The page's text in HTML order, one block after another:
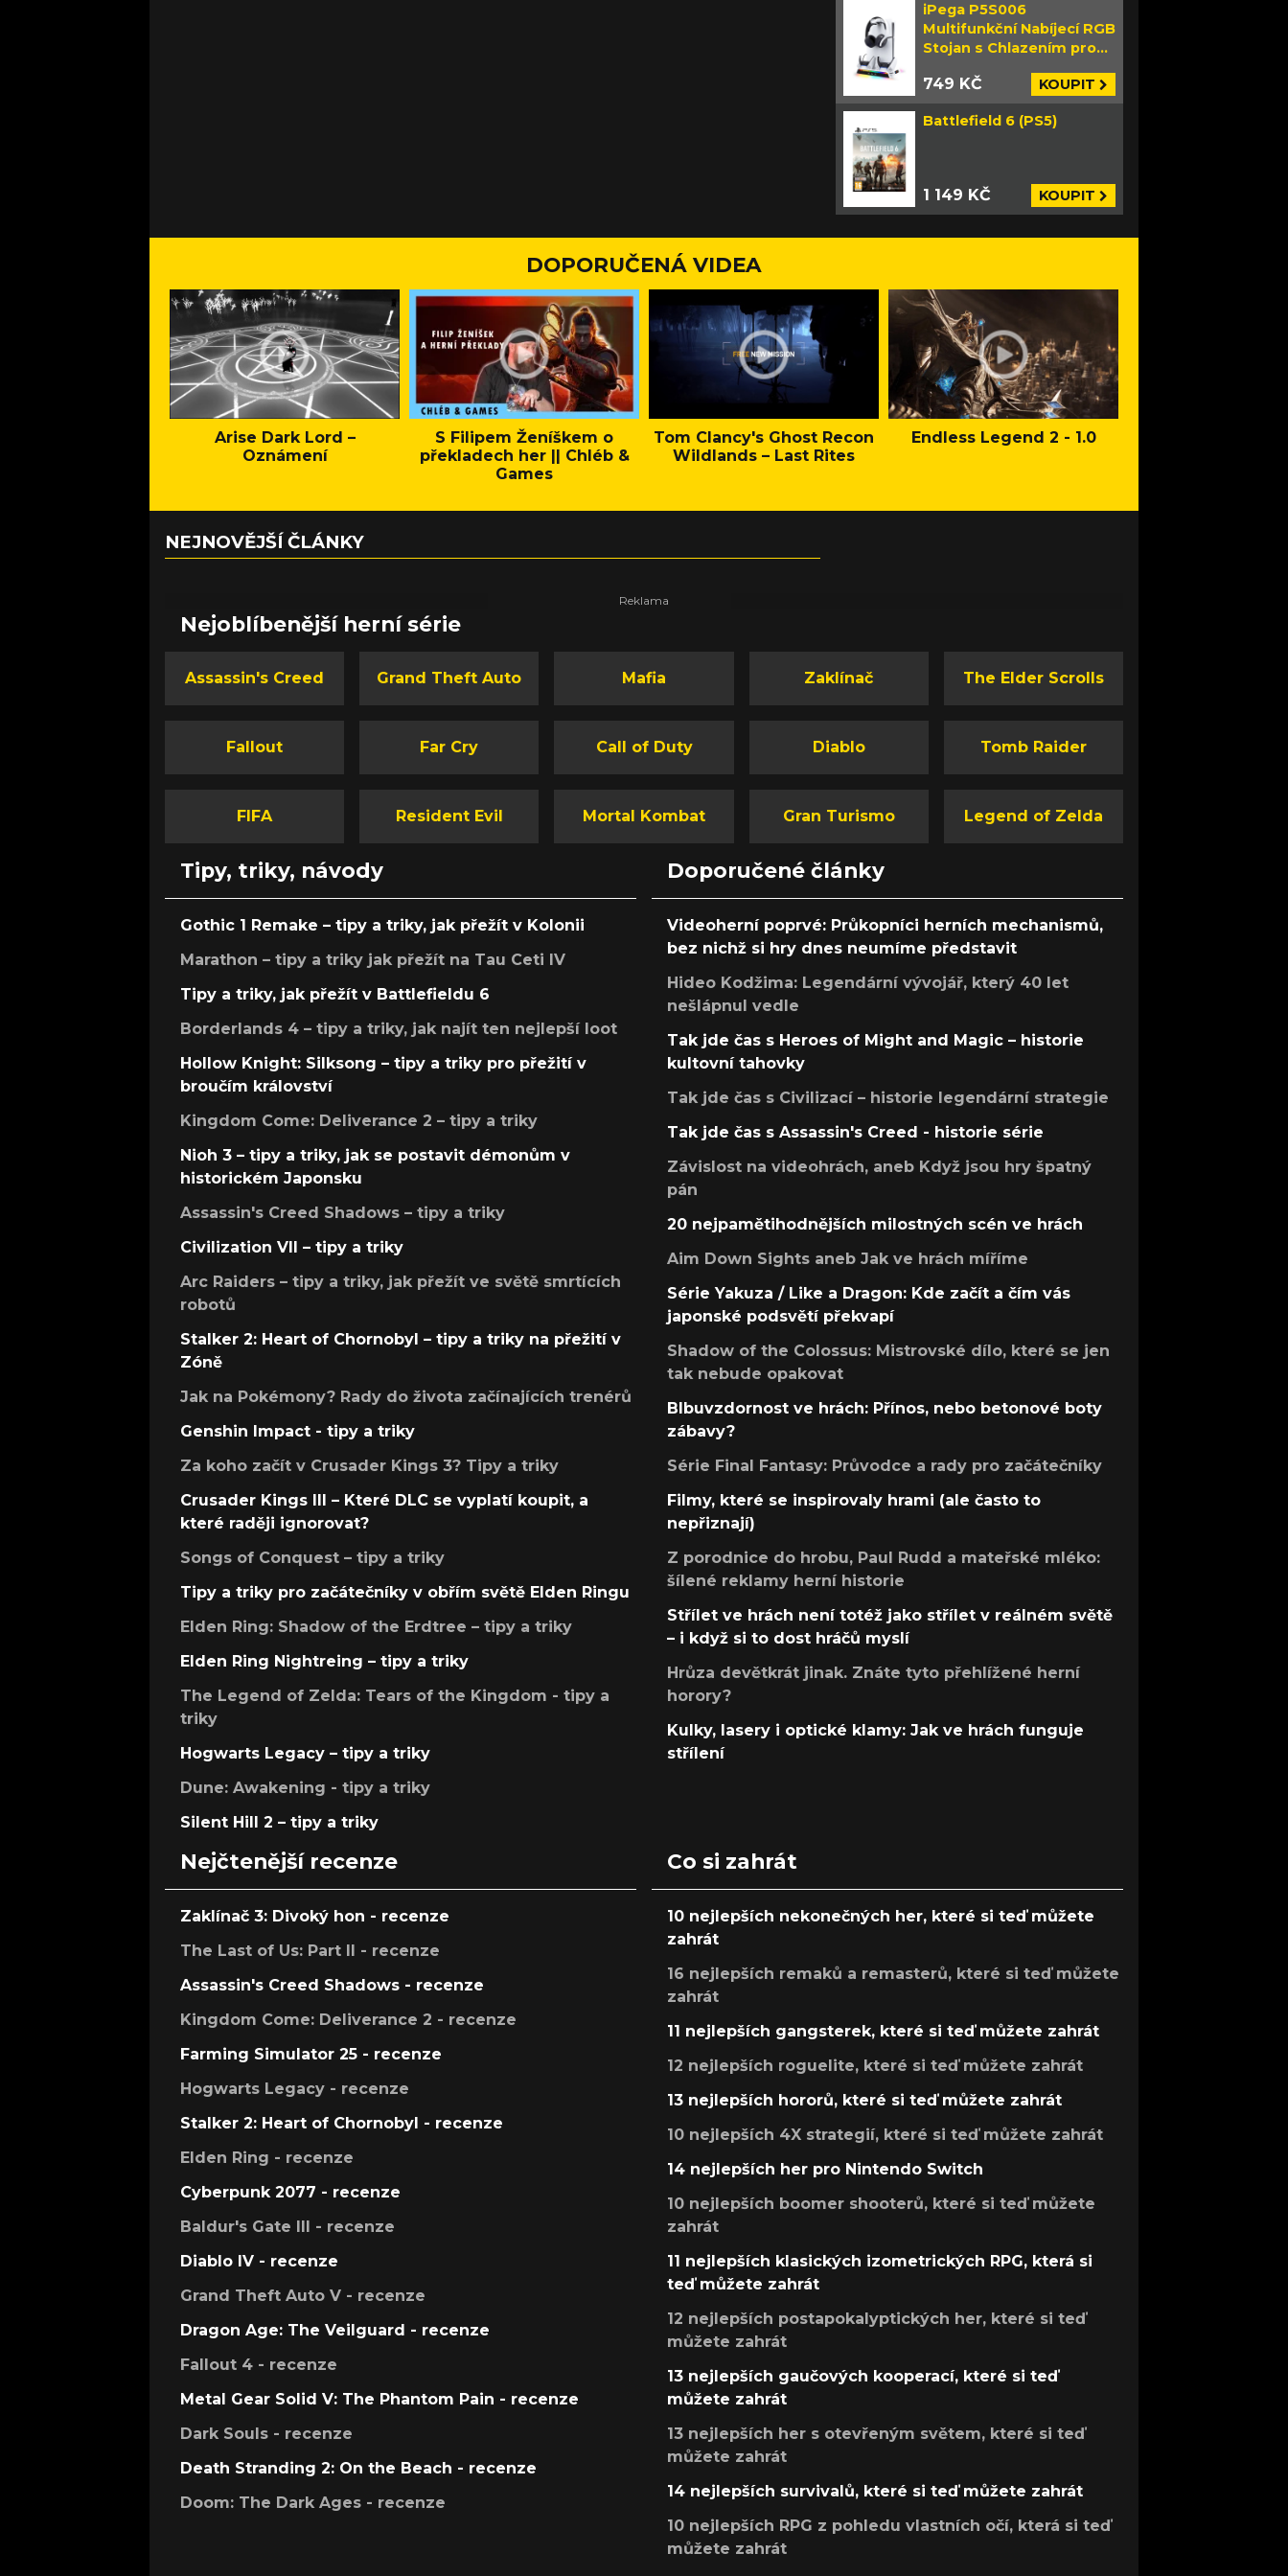
iPega P5S006
Multifunkční Nabíjecí RGB
Stojan s Chlazením pro
749 KČ KOUPIT
Battlefield 6 (PS5)
1 149 KČ KOUPIT
DOPORUČENÁ VIDEA
Arise Dark Lord –
Oznámení
S Filipem Ženíškem o
překladech her || Chléb &
Games
Tom Clancy's Ghost Recon
Wildlands – Last Rites
Endless Legend 2 - 1.0
NEJNOVĚJŠÍ ČLÁNKY
Nejoblíbenější herní série
Assassin's Creed Grand Theft Auto Mafia Zaklínač The Elder Scrolls
Fallout Far Cry Call of Duty Diablo Tomb Raider
FIFA Resident Evil Mortal Kombat Gran Turismo Legend of Zelda
Tipy, triky, návody
Gothic 1 Remake – tipy a triky, jak přežít v Kolonii
Marathon – tipy a triky jak přežít na Tau Ceti IV
Tipy a triky, jak přežít v Battlefieldu 6
Borderlands 4 – tipy a triky, jak najít ten nejlepší loot
Hollow Knight: Silksong – tipy a triky pro přežití v
broučím království
Kingdom Come: Deliverance 2 – tipy a triky
Nioh 3 – tipy a triky, jak se postavit démonům v
historickém Japonsku
Assassin's Creed Shadows – tipy a triky
Civilization VII – tipy a triky
Arc Raiders – tipy a triky, jak přežít ve světě smrtících
robotů
Stalker 2: Heart of Chornobyl – tipy a triky na přežití v
Zóně
Jak na Pokémony? Rady do života začínajících trenérů
Genshin Impact - tipy a triky
Za koho začít v Crusader Kings 3? Tipy a triky
Crusader Kings III – Které DLC se vyplatí koupit, a
které raději ignorovat?
Songs of Conquest – tipy a triky
Tipy a triky pro začátečníky v obřím světě Elden Ringu
Elden Ring: Shadow of the Erdtree – tipy a triky
Elden Ring Nightreing – tipy a triky
The Legend of Zelda: Tears of the Kingdom - tipy a
triky
Hogwarts Legacy – tipy a triky
Dune: Awakening - tipy a triky
Silent Hill 2 – tipy a triky
Doporučené články
Videoherní poprvé: Průkopníci herních mechanismů,
bez nichž si hry dnes neumíme představit
Hideo Kodžima: Legendární vývojář, který 40 let
nešlápnul vedle
Tak jde čas s Heroes of Might and Magic – historie
kultovní tahovky
Tak jde čas s Civilizací – historie legendární strategie
Tak jde čas s Assassin's Creed - historie série
Závislost na videohrách, aneb Když jsou hry špatný
pán
20 nejpamětihodnějších milostných scén ve hrách
Aim Down Sights aneb Jak ve hrách míříme
Série Yakuza / Like a Dragon: Kde začít a čím vás
japonské podsvětí překvapí
Shadow of the Colossus: Mistrovské dílo, které se jen
tak nebude opakovat
Blbuvzdornost ve hrách: Přínos, nebo betonové boty
zábavy?
Série Final Fantasy: Průvodce a rady pro začátečníky
Filmy, které se inspirovaly hrami (ale často to
nepřiznají)
Z porodnice do hrobu, Paul Rudd a mateřské mléko:
šílené reklamy herní historie
Střílet ve hrách není totéž jako střílet v reálném světě
– i když si to dost hráčů myslí
Hrůza devětkrát jinak. Znáte tyto přehlížené herní
horory?
Kulky, lasery i optické klamy: Jak ve hrách funguje
střílení
Nejčtenější recenze
Zaklínač 3: Divoký hon - recenze
The Last of Us: Part II - recenze
Assassin's Creed Shadows - recenze
Kingdom Come: Deliverance 2 - recenze
Farming Simulator 25 - recenze
Hogwarts Legacy - recenze
Stalker 2: Heart of Chornobyl - recenze
Elden Ring - recenze
Cyberpunk 2077 - recenze
Baldur's Gate III - recenze
Diablo IV - recenze
Grand Theft Auto V - recenze
Dragon Age: The Veilguard - recenze
Fallout 4 - recenze
Metal Gear Solid V: The Phantom Pain - recenze
Dark Souls - recenze
Death Stranding 2: On the Beach - recenze
Doom: The Dark Ages - recenze
Co si zahrát
10 nejlepších nekonečných her, které si teď můžete
zahrát
16 nejlepších remaků a remasterů, které si teď můžete
zahrát
11 nejlepších gangsterek, které si teď můžete zahrát
12 nejlepších roguelite, které si teď můžete zahrát
13 nejlepších hororů, které si teď můžete zahrát
10 nejlepších 4X strategií, které si teď můžete zahrát
14 nejlepších her pro Nintendo Switch
10 nejlepších boomer shooterů, které si teď můžete
zahrát
11 nejlepších klasických izometrických RPG, která si
teď můžete zahrát
12 nejlepších postapokalyptických her, které si teď
můžete zahrát
13 nejlepších gaučových kooperací, které si teď
můžete zahrát
13 nejlepších her s otevřeným světem, které si teď
můžete zahrát
14 nejlepších survivalů, které si teď můžete zahrát
10 nejlepších RPG z pohledu vlastních očí, která si teď
můžete zahrát